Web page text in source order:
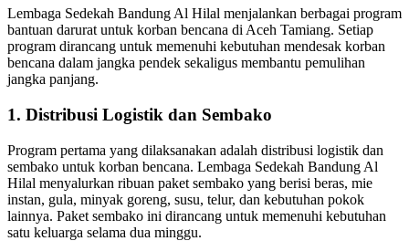
Lembaga Sedekah Bandung Al Hilal menjalankan berbagai program
bantuan darurat untuk korban bencana di Aceh Tamiang. Setiap
program dirancang untuk memenuhi kebutuhan mendesak korban
bencana dalam jangka pendek sekaligus membantu pemulihan
jangka panjang.
1. Distribusi Logistik dan Sembako
Program pertama yang dilaksanakan adalah distribusi logistik dan
sembako untuk korban bencana. Lembaga Sedekah Bandung Al
Hilal menyalurkan ribuan paket sembako yang berisi beras, mie
instan, gula, minyak goreng, susu, telur, dan kebutuhan pokok
lainnya. Paket sembako ini dirancang untuk memenuhi kebutuhan
satu keluarga selama dua minggu.